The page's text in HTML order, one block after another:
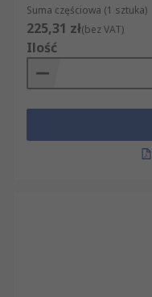
Suma częściowa (1 sztuka)
225,31 zł(bez VAT)
Ilość